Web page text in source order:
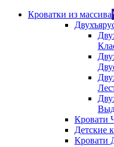
Кроватки из массива
Кровати
Детские
Кровати